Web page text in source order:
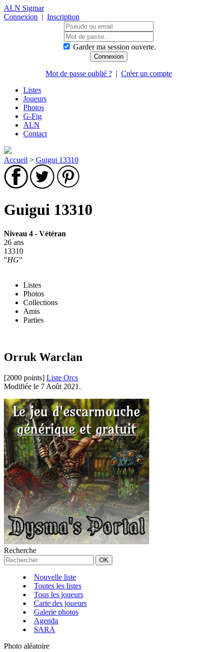
ALN Sigmar
Connexion | Inscription
Garder ma session ouverte.
Mot de passe oublié ?| Créer un compte
Listes
Joueurs
Photos
G-Fig
ALN
Contact
Accueil > Guigui 13310
Guigui 13310
Niveau 4 - Vétéran
26 ans
13310
"HG"
Listes
Photos
Collections
Amis
Parties
Orruk Warclan
[2000 points] Liste Orcs
Modifiée le 7 Août 2021.
Recherche
Nouvelle liste
Toutes les listes
Tous les joueurs
Carte des joueurs
Galerie photos
Agenda
SARA
Photo aléatoire